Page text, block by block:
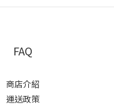
FAQ
商店介紹
運送政策